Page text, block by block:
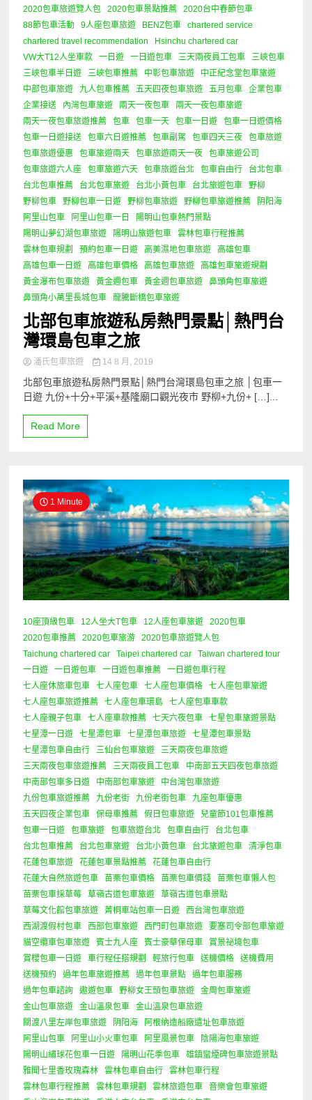
2020包車旅遊覽人包 2020包車景點推薦
2020台中春節包車
88節包車活動
9人座包車旅遊 BENZ包車
chartered service
chartered travel recommendation
Hsinchu chartered car
VW大T12人坐車款
一日遊 一日遊包車 三天兩夜員工包車
三峽包車
三峽包車半日遊
三峽包車推薦 中彰包車旅遊
中正紀念堂包車旅遊
中部包車旅遊
九人包車推薦 五天四夜包車旅遊 五月包車
企業包車
企業接送
內灣包車旅遊 兩天一夜包車
兩天一夜包車旅遊
兩天一夜包車旅遊推薦
包車 包車一天 包車一日遊
包車一日遊價格
包車一日遊接送
包車六日遊推薦 包車副駕 包車四天三夜
包車旅遊
包車旅遊優惠
包車旅遊兩天 包車旅遊兩天一夜
包車旅遊公司
包車旅遊六人座
包車旅遊六天 包車旅遊台北 包車自由行
台北包車
台北包車推薦
台北包車旅遊 台北小黃包車 台北旅遊包車
野柳
野柳包車
野柳包車一日遊 野柳包車旅遊 野柳包車旅遊推薦
阴阳海
阿里山包車
阿里山包車一日
陽明山包車熱門景點
陽明山夢幻湖包車旅遊
陽明山旅遊包車
雲林包車行程推薦
雲林包車規劃
預約包車一日遊 高美濕地包車旅遊
高雄包車
高雄包車一日遊
高雄包車價格 高雄包車旅遊
高雄包車旅遊規劃
黃金瀑布包車旅遊
黃金週包車 黃金週包車旅遊
鼻頭角包車旅遊
鼻頭角小萬里長城包車
龍騰斷橋包車旅遊
北部包車旅遊私房熱門景點│熱門台
灣環島包車之旅
潘氏包車旅遊 14 8 月, 2019
北部包車旅遊私房熱門景點│熱門台灣環島包車之旅 │包車一
日遊 九份+十分+平溪+基隆廟口觀光夜市 野柳+九份+ […]...
Read More
1 Minute
10座頂級包車 12人坐大T包車 12人座包車旅遊
2020包車
2020包車推薦
2020包車旅游
2020包車旅遊覽人包
Taichung chartered car
Taipei chartered car
Taiwan chartered tour
一日遊
一日遊包車 一日遊包車推薦
一日遊包車行程
七人座休旅車包車
七人座包車 七人座包車價格
七人座包車旅遊
七人座包車旅遊推薦
七人座包車環島
七人座包車車款
七人座親子包車
七人座車款推薦 七天六夜包車
七星包車旅遊景點
七星潭一日遊
七星潭包車 七星潭包車旅遊
七星潭包車景點
七星潭包車自由行
三仙台包車旅遊
三天兩夜包車旅遊
三天兩夜包車旅遊推薦
三天兩夜員工包車
中南部五天四夜包車旅遊
中南部包車多日遊
中南部包車旅遊
中台灣包車旅遊
九份包車旅遊推薦
九份老街 九份老街包車
九座包車優惠
五天四夜企業包車
保母車推薦 假日包車旅遊
兒童節101包車推薦
包車一日遊
包車旅遊 包車旅遊台北 包車自由行
台北包車
台北包車推薦
台北包車旅遊 台北小黃包車 台北旅遊包車
清淨包車
花蓮包車旅遊
花蓮包車景點推薦
花蓮包車自由行
花蓮大自然旅遊包車
苗栗包車價格 苗栗包車價錢
苗栗包車懶人包
苗栗包車採草莓
草嶺古道包車旅遊
草嶺古道包車景點
草莓文化館包車旅遊
菁桐車站包車一日遊
西台灣包車旅遊
西湖渡假村包車
西部包車旅遊 西門町包車旅遊
要塞司令部包車旅遊
貓空纜車包車旅遊
賓士九人座 賓士豪華保母車
賞景祕境包車
賞櫻包車一日遊
車行程任搭規劃 輕旅行包車 送機價格
送機費用
送機預約
過年包車旅遊推薦 過年包車景點
過年包車服務
過年包車諮詢
遨遊包車 野柳女王頭包車旅遊
金周包車旅遊
金山包車旅遊
金山溫泉包車
金山溫泉包車旅遊
關渡八里左岸包車旅遊
阴阳海
阿根納造船廠遺址包車旅遊
阿里山包車
阿里山小火車包車 阿里風景包車
陰陽海包車旅遊
陽明山繡球花包車一日遊
陽明山花季包車
雄鎮蠻煙碑包車旅遊景點
雅聞七里香玫瑰森林
雲林包車自由行
雲林包車行程
雲林包車行程推薦
雲林包車規劃 雲林旅遊包車
音樂會包車旅遊